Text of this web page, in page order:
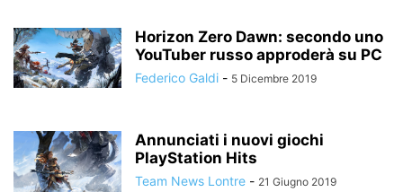
Horizon Zero Dawn: secondo uno
YouTuber russo approderà su PC
Federico Galdi - 5 Dicembre 2019
Annunciati i nuovi giochi
PlayStation Hits
Team News Lontre - 21 Giugno 2019